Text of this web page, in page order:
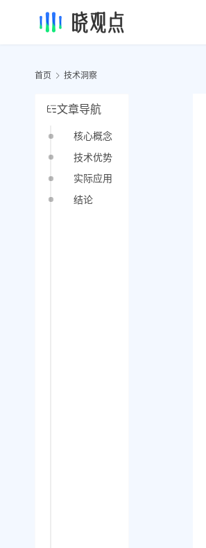
首页 技术洞察
文章导航
核心概念
技术优势
实际应用
结论